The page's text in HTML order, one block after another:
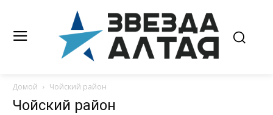
Домой Чойский район
Чойский район